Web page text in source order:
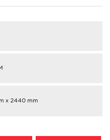
x 2440 mm